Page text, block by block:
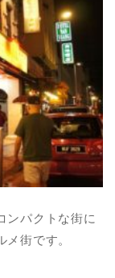
ンパクトな街に
街です。